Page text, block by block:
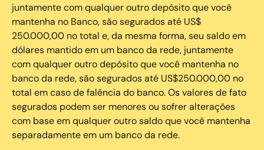
juntamente com qualquer outro depósito que você
mantenha no Banco, são segurados até US$
250.000,00 no total e, da mesma forma, seu saldo em
dólares mantido em um banco da rede, juntamente
com qualquer outro depósito que você mantenha no
banco da rede, são segurados até US$250.000,00 no
total em caso de falência do banco. Os valores de fato
segurados podem ser menores ou sofrer alterações
com base em qualquer outro saldo que você mantenha
separadamente em um banco da rede.